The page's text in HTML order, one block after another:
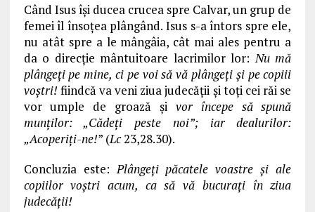
Când Isus îşi ducea crucea spre Calvar, un grup de
femei îl însoţea plângând. Isus s-a întors spre ele,
nu atât spre a le mângâia, cât mai ales pentru a
da o direcţie mântuitoare lacrimilor lor:Nu mă
plângeţi pe mine, ci pe voi să vă plângeţi şi pe copiii
voştri!fiindcă va veni ziua judecăţii şi toţi cei răi se
vor umple de groază şi vor începe să spună
munţilor: „Cădeţi peste noi”; iar dealurilor:
„Acoperiţi-ne!” (Lc23,28.30).
Concluzia este:Plângeţi păcatele voastre şi ale
copiilor voştri acum, ca să vă bucuraţi în ziua
judecăţii!